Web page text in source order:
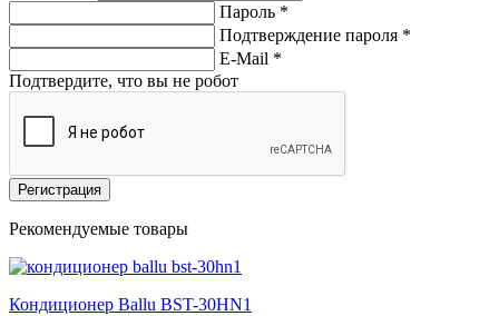
Пароль *
Подтверждение пароля *
E-Mail *
Подтвердите, что вы не робот
Регистрация
Рекомендуемые товары
Кондиционер Ballu BST-30HN1